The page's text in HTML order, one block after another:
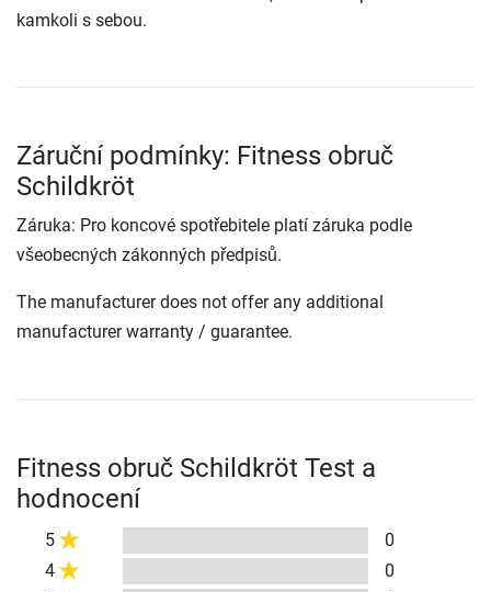
kamkoli s sebou.
Záruční podmínky: Fitness obruč
Schildkröt
Záruka: Pro koncové spotřebitele platí záruka podle
všeobecných zákonných předpisů.
The manufacturer does not offer any additional
manufacturer warranty / guarantee.
Fitness obruč Schildkröt Test a
hodnocení
5
0
4
0